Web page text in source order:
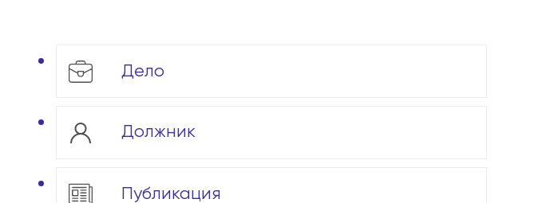
Дело
Должник
Публикация